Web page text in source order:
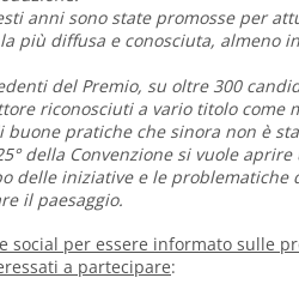
anni sono state promosse per
più diffusa e conosciuta, almeno
del Premio, su oltre 300
riconosciuti a vario titolo come
buone pratiche che sinora non è
della Convenzione si vuole
delle iniziative e le
il paesaggio.
social per essere informato sulle
a partecipare: